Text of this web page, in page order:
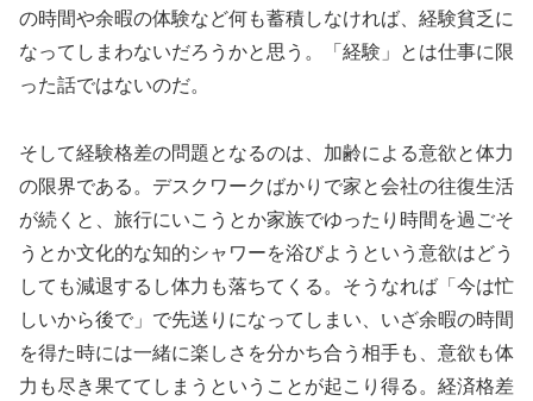
の時間や余暇の体験など何も蓄積しなければ、経験貧乏に
なってしまわないだろうかと思う。「経験」とは仕事に限
った話ではないのだ。
そして経験格差の問題となるのは、加齢による意欲と体力
の限界である。デスクワークばかりで家と会社の往復生活
が続くと、旅行にいこうとか家族でゆったり時間を過ごそ
うとか文化的な知的シャワーを浴びようという意欲はどう
しても減退するし体力も落ちてくる。そうなれば「今は忙
しいから後で」で先送りになってしまい、いざ余暇の時間
を得た時には一緒に楽しさを分かち合う相手も、意欲も体
力も尽き果ててしまうということが起こり得る。経済格差